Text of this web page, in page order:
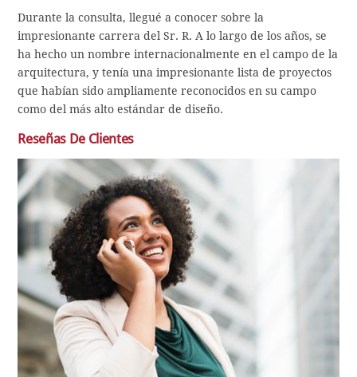
Durante la consulta, llegué a conocer sobre la
impresionante carrera del Sr. R. A lo largo de los años, se
ha hecho un nombre internacionalmente en el campo de la
arquitectura, y tenía una impresionante lista de proyectos
que habían sido ampliamente reconocidos en su campo
como del más alto estándar de diseño.
Reseñas De Clientes